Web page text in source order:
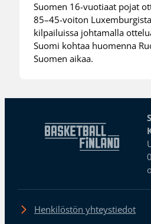
Suomen 16-vuotiaat pojat
85–45-voiton
kilpailuissa johtamalla
Suomi kohtaa huomenna
Suomen aikaa.
Henkilöstön yhteystiedot